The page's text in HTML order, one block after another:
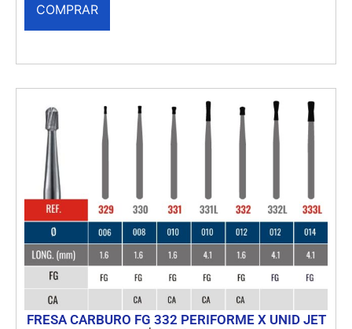
COMPRAR
FRESA CARBURO FG 332 PERIFORME X UNID JET